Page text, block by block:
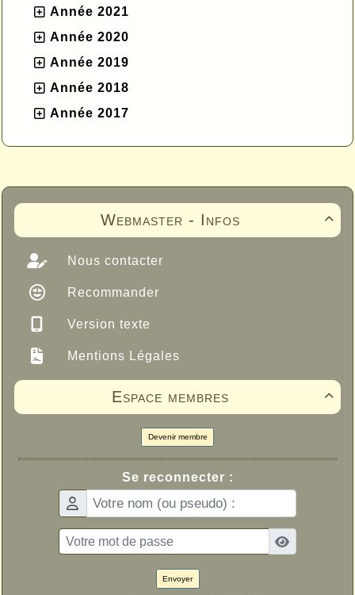
Année 2021
Année 2020
Année 2019
Année 2018
Année 2017

Webmaster - Infos
Nous contacter
Recommander
Version texte
Mentions Légales

Espace membres
Devenir membre
Se reconnecter :
Envoyer